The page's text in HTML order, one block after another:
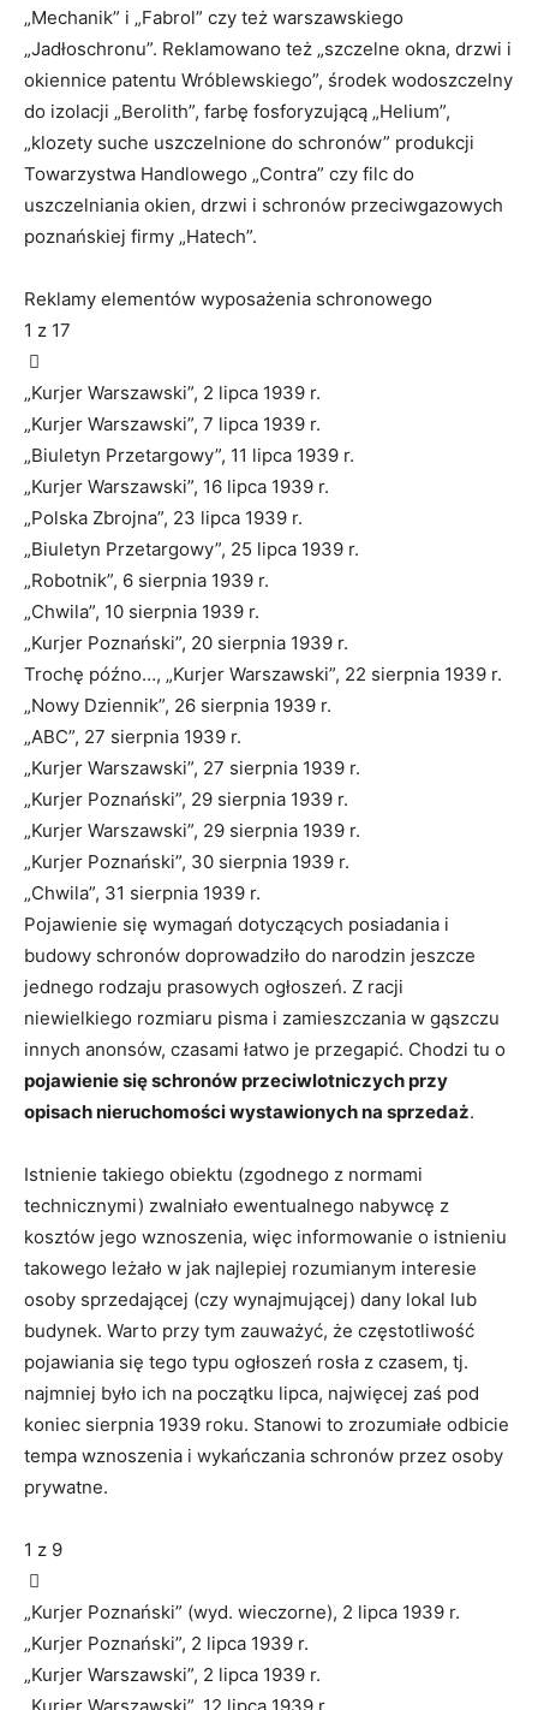
„Mechanik” i „Fabrol” czy też warszawskiego
„Jadłoschronu”. Reklamowano też „szczelne okna, drzwi i
okiennice patentu Wróblewskiego”, środek wodoszczelny
do izolacji „Berolith”, farbę fosforyzującą „Helium”,
„klozety suche uszczelnione do schronów” produkcji
Towarzystwa Handlowego „Contra” czy filc do
uszczelniania okien, drzwi i schronów przeciwgazowych
poznańskiej firmy „Hatech”.
Reklamy elementów wyposażenia schronowego
1 z 17
„Kurjer Warszawski”, 2 lipca 1939 r.
„Kurjer Warszawski”, 7 lipca 1939 r.
„Biuletyn Przetargowy”, 11 lipca 1939 r.
„Kurjer Warszawski”, 16 lipca 1939 r.
„Polska Zbrojna”, 23 lipca 1939 r.
„Biuletyn Przetargowy”, 25 lipca 1939 r.
„Robotnik”, 6 sierpnia 1939 r.
„Chwila”, 10 sierpnia 1939 r.
„Kurjer Poznański”, 20 sierpnia 1939 r.
Trochę późno…, „Kurjer Warszawski”, 22 sierpnia 1939 r.
„Nowy Dziennik”, 26 sierpnia 1939 r.
„ABC”, 27 sierpnia 1939 r.
„Kurjer Warszawski”, 27 sierpnia 1939 r.
„Kurjer Poznański”, 29 sierpnia 1939 r.
„Kurjer Warszawski”, 29 sierpnia 1939 r.
„Kurjer Poznański”, 30 sierpnia 1939 r.
„Chwila”, 31 sierpnia 1939 r.
Pojawienie się wymagań dotyczących posiadania i
budowy schronów doprowadziło do narodzin jeszcze
jednego rodzaju prasowych ogłoszeń. Z racji
niewielkiego rozmiaru pisma i zamieszczania w gąszczu
innych anonsów, czasami łatwo je przegapić. Chodzi tu o
pojawienie się schronów przeciwlotniczych przy
opisach nieruchomości wystawionych na sprzedaż.
Istnienie takiego obiektu (zgodnego z normami
technicznymi) zwalniało ewentualnego nabywcę z
kosztów jego wznoszenia, więc informowanie o istnieniu
takowego leżało w jak najlepiej rozumianym interesie
osoby sprzedającej (czy wynajmującej) dany lokal lub
budynek. Warto przy tym zauważyć, że częstotliwość
pojawiania się tego typu ogłoszeń rosła z czasem, tj.
najmniej było ich na początku lipca, najwięcej zaś pod
koniec sierpnia 1939 roku. Stanowi to zrozumiałe odbicie
tempa wznoszenia i wykańczania schronów przez osoby
prywatne.
1 z 9
„Kurjer Poznański” (wyd. wieczorne), 2 lipca 1939 r.
„Kurjer Poznański”, 2 lipca 1939 r.
„Kurjer Warszawski”, 2 lipca 1939 r.